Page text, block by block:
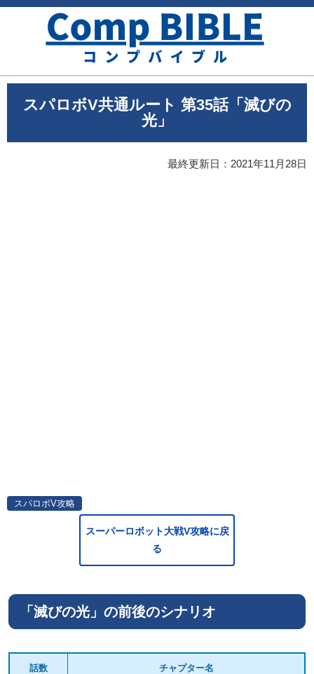
スパロボV共通ルート 第35話「滅びの
光」
最終更新日： 2021年11月28日
スパロボV攻略
スーパーロボット大戦V攻略に戻
る
「滅びの光」の前後のシナリオ
話数 チャプター名